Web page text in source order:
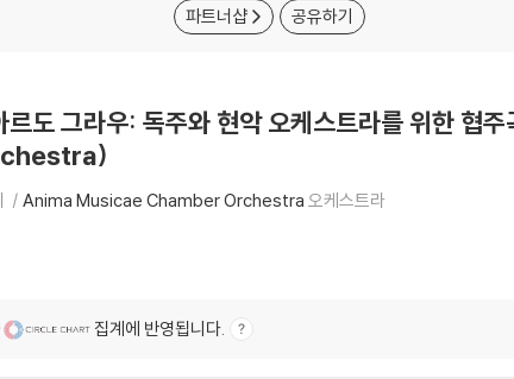
파트너샵 공유하기
도 그라우: 독주와 현악 오케스트라를 위한 협
Anima Musicae Chamber Orchestra 오케스트라
집계에 반영됩니다.